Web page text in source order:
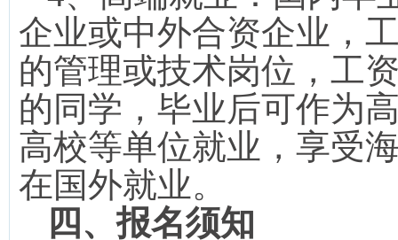
企业或中外合资企业，
的管理或技术岗位，工
的同学，毕业后可作为
高校等单位就业，享受
在国外就业。
四、报名须知